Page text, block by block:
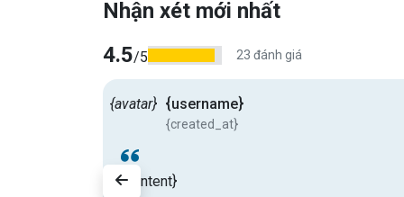
Nhận xét mới nhất
4.5/5 23 đánh giá
{avatar} {username}
{created_at}
{content}